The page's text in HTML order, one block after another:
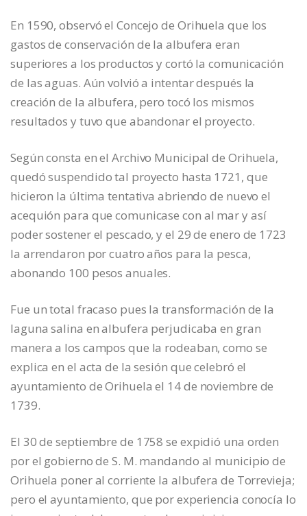
En 1590, observó el Concejo de Orihuela que los
gastos de conservación de la albufera eran
superiores a los productos y cortó la comunicación
de las aguas. Aún volvió a intentar después la
creación de la albufera, pero tocó los mismos
resultados y tuvo que abandonar el proyecto.
Según consta en el Archivo Municipal de Orihuela,
quedó suspendido tal proyecto hasta 1721, que
hicieron la última tentativa abriendo de nuevo el
acequión para que comunicase con al mar y así
poder sostener el pescado, y el 29 de enero de 1723
la arrendaron por cuatro años para la pesca,
abonando 100 pesos anuales.
Fue un total fracaso pues la transformación de la
laguna salina en albufera perjudicaba en gran
manera a los campos que la rodeaban, como se
explica en el acta de la sesión que celebró el
ayuntamiento de Orihuela el 14 de noviembre de
1739.
El 30 de septiembre de 1758 se expidió una orden
por el gobierno de S. M. mandando al municipio de
Orihuela poner al corriente la albufera de Torrevieja;
pero el ayuntamiento, que por experiencia conocía lo